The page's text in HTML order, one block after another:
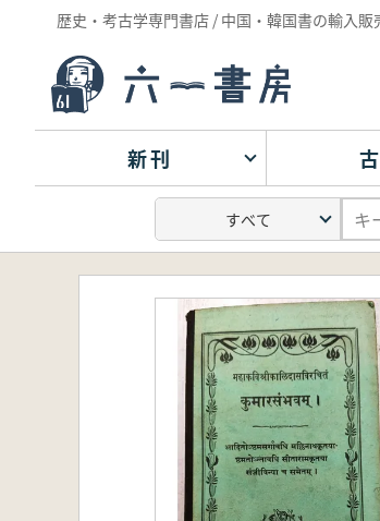
歴史・考古学専門書店 / 中国・韓国書の輸入販
新刊